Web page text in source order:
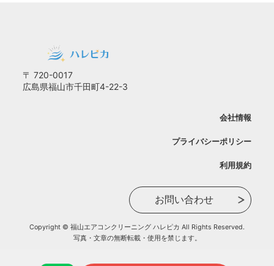
〒 720-0017
広島県福山市千田町4-22-3
会社情報
プライバシーポリシー
利用規約
お問い合わせ
Copyright © 福山エアコンクリーニング ハレピカ All Rights Reserved.
写真・文章の無断転載・使用を禁じます。